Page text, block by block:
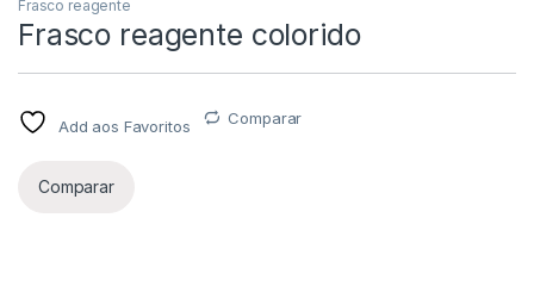
Frasco reagente
Frasco reagente colorido
Add aos Favoritos Comparar
Comparar